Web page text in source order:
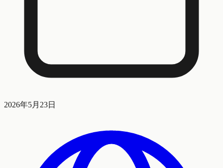
2026年5月23日